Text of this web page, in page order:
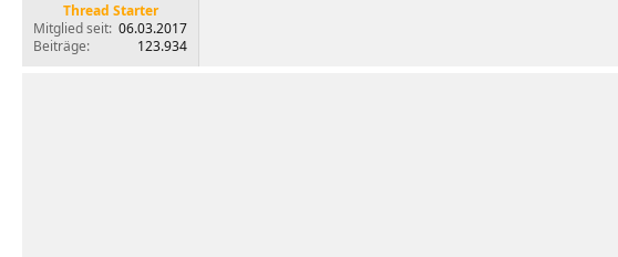
Thread Starter
Mitglied seit 06.03.2017
Beiträge
123.934